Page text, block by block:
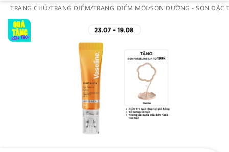
TRANG CHỦ/TRANG ĐIỂM/TRANG ĐIỂM MÔI/SON DƯỠNG - SON ĐẶC